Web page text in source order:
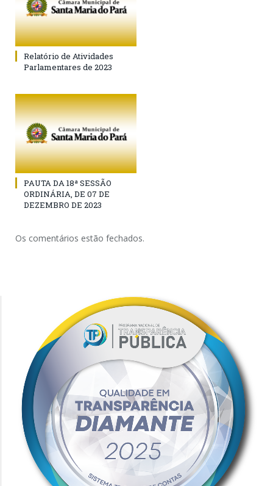
Relatório de Atividades
Parlamentares de 2023
PAUTA DA 18ª SESSÃO
ORDINÁRIA, DE 07 DE
DEZEMBRO DE 2023
Os comentários estão fechados.